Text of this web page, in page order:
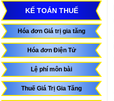
KẾ TOÁN THUẾ
Hóa đơn Giá trị gia tăng
Hóa đơn Điện Tử
Lệ phí môn bài
Thuế Giá Trị Gia Tăng